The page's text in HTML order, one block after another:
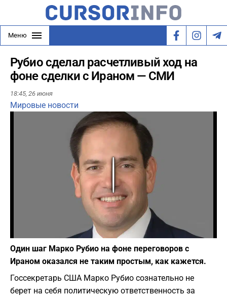
Меню
Рубио сделал расчетливый ход на
фоне сделки с Ираном — СМИ
18:45, 26 июня
Мировые новости
Play
Фото: United States Senate
Один шаг Марко Рубио на фоне переговоров с
Ираном оказался не таким простым, как кажется.
Госсекретарь США Марко Рубио сознательно не
берет на себя политическую ответственность за